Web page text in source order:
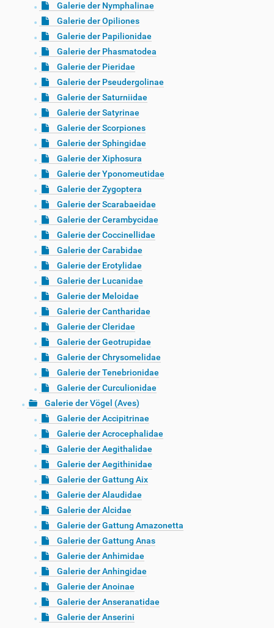
Galerie der Nymphalinae
Galerie der Opiliones
Galerie der Papilionidae
Galerie der Phasmatodea
Galerie der Pieridae
Galerie der Pseudergolinae
Galerie der Saturniidae
Galerie der Satyrinae
Galerie der Scorpiones
Galerie der Sphingidae
Galerie der Xiphosura
Galerie der Yponomeutidae
Galerie der Zygoptera
Galerie der Scarabaeidae
Galerie der Cerambycidae
Galerie der Coccinellidae
Galerie der Carabidae
Galerie der Erotylidae
Galerie der Lucanidae
Galerie der Meloidae
Galerie der Cantharidae
Galerie der Cleridae
Galerie der Geotrupidae
Galerie der Chrysomelidae
Galerie der Tenebrionidae
Galerie der Curculionidae
Galerie der Vögel (Aves)
Galerie der Accipitrinae
Galerie der Acrocephalidae
Galerie der Aegithalidae
Galerie der Aegithinidae
Galerie der Gattung Aix
Galerie der Alaudidae
Galerie der Alcidae
Galerie der Gattung Amazonetta
Galerie der Gattung Anas
Galerie der Anhimidae
Galerie der Anhingidae
Galerie der Anoinae
Galerie der Anseranatidae
Galerie der Anserini